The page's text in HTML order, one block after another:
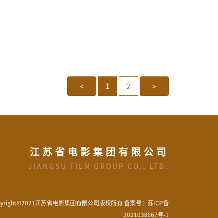
< 1 2 >
江苏省电影集团有限公司
JIANGSU FILM GROUP CO., LTD.
江苏省电影集团有限公司版权所有备案号：苏ICP备
2021038667号-1